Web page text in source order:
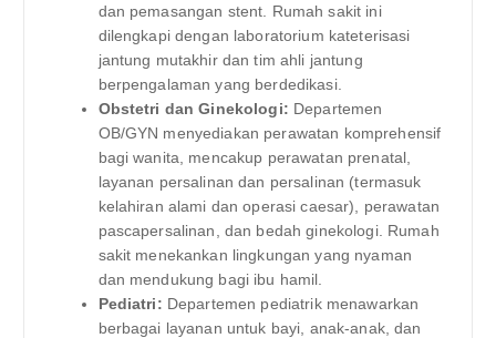
dan pemasangan stent. Rumah sakit ini
dilengkapi dengan laboratorium kateterisasi
jantung mutakhir dan tim ahli jantung
berpengalaman yang berdedikasi.
Obstetri dan Ginekologi: Departemen
OB/GYN menyediakan perawatan komprehensif
bagi wanita, mencakup perawatan prenatal,
layanan persalinan dan persalinan (termasuk
kelahiran alami dan operasi caesar), perawatan
pascapersalinan, dan bedah ginekologi. Rumah
sakit menekankan lingkungan yang nyaman
dan mendukung bagi ibu hamil.
Pediatri: Departemen pediatrik menawarkan
berbagai layanan untuk bayi, anak-anak, dan